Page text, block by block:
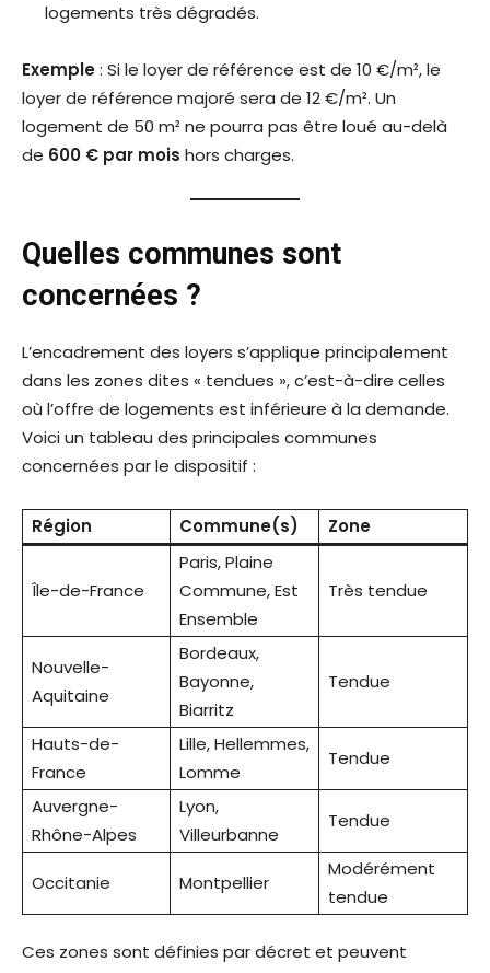
logements très dégradés.
Exemple: Si le loyer de référence est de 10 €/m², le
loyer de référence majoré sera de 12 €/m². Un
logement de 50 m² ne pourra pas être loué au-delà
de 600 € par mois hors charges.
Quelles communes sont
concernées ?
L’encadrement des loyers s’applique principalement
dans les zones dites « tendues », c’est-à-dire celles
où l’offre de logements est inférieure à la demande.
Voici un tableau des principales communes
concernées par le dispositif :
Région Commune(s) Zone
Île-de-France
Paris, Plaine
Commune, Est
Ensemble
Très tendue
Nouvelle-
Aquitaine
Bordeaux,
Bayonne,
Biarritz
Tendue
Hauts-de-
France
Lille, Hellemmes,
Lomme
Tendue
Auvergne-
Rhône-Alpes
Lyon,
Villeurbanne
Tendue
Occitanie Montpellier
Modérément
tendue
Ces zones sont définies par décret et peuvent